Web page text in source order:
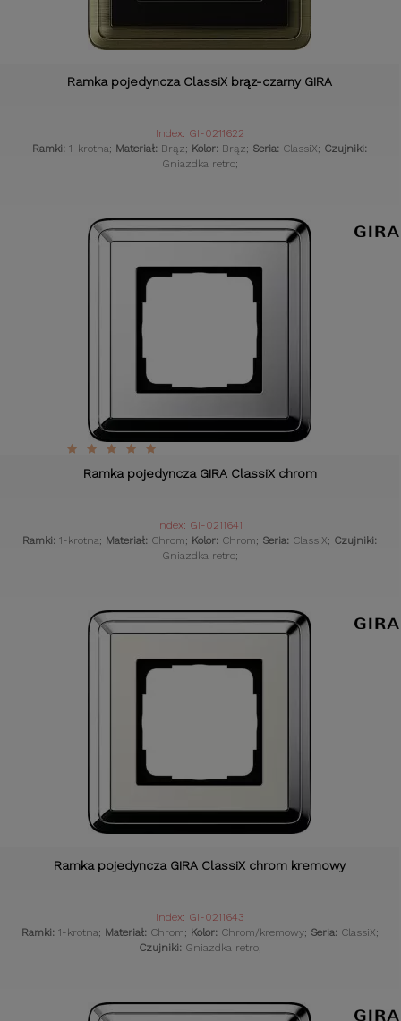
Ramka pojedyncza ClassiX brąz-czarny GIRA
Index: GI-0211622
Ramki: 1-krotna; Materiał: Brąz; Kolor: Brąz; Seria: ClassiX; Czujniki:
Gniazdka retro;
Ramka pojedyncza GIRA ClassiX chrom
Index: GI-0211641
Ramki: 1-krotna; Materiał: Chrom; Kolor: Chrom; Seria: ClassiX; Czujniki:
Gniazdka retro;
Ramka pojedyncza GIRA ClassiX chrom kremowy
Index: GI-0211643
Ramki: 1-krotna; Materiał: Chrom; Kolor: Chrom/kremowy; Seria: ClassiX;
Czujniki: Gniazdka retro;